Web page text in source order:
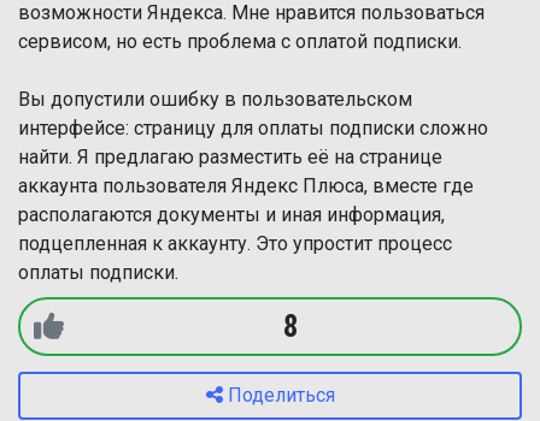
возможности Яндекса. Мне нравится пользоваться
сервисом, но есть проблема с оплатой подписки.
Вы допустили ошибку в пользовательском
интерфейсе: страницу для оплаты подписки сложно
найти. Я предлагаю разместить её на странице
аккаунта пользователя Яндекс Плюса, вместе где
располагаются документы и иная информация,
подцепленная к аккаунту. Это упростит процесс
оплаты подписки.
8
Поделиться